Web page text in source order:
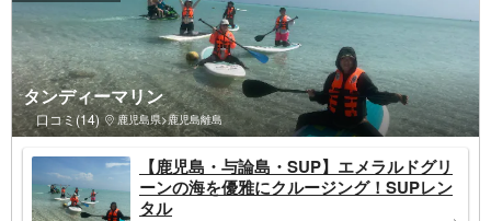
タンディーマリン
口コミ(14) 鹿児島県>鹿児島離島
【鹿児島・与論島・SUP】エメラルドグリ
ーンの海を優雅にクルージング！SUPレン
タル